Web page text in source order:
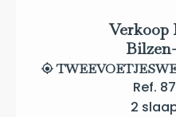
Verkoop
Ref.
2